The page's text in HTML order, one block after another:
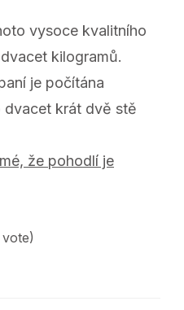
vysoce kvalitního
kilogramů.
je počítána
dvacet krát dvě stě
že pohodlí je